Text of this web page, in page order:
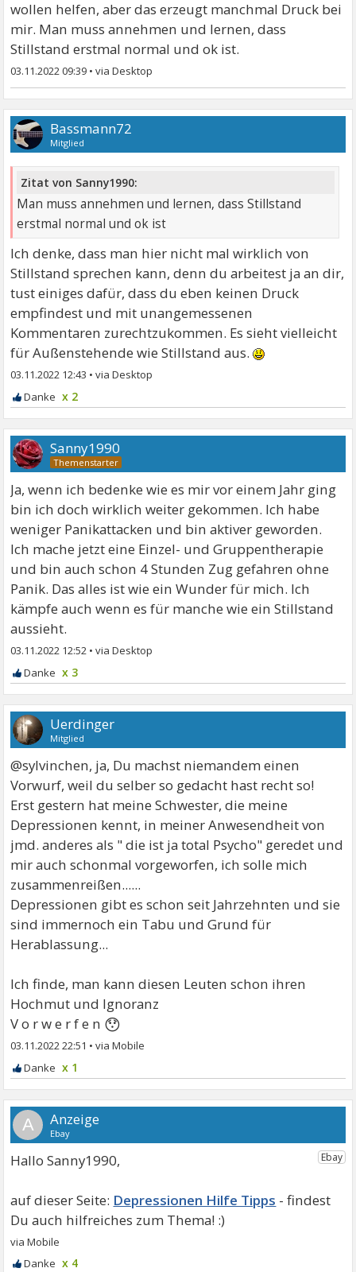
wollen helfen, aber das erzeugt manchmal Druck bei
mir. Man muss annehmen und lernen, dass
Stillstand erstmal normal und ok ist.
03.11.2022 09:39 •
Bassmann72
Mitglied
Zitat von Sanny1990:
Man muss annehmen und lernen, dass Stillstand
erstmal normal und ok ist
Ich denke, dass man hier nicht mal wirklich von
Stillstand sprechen kann, denn du arbeitest ja an dir,
tust einiges dafür, dass du eben keinen Druck
empfindest und mit unangemessenen
Kommentaren zurechtzukommen. Es sieht vielleicht
für Außenstehende wie Stillstand aus.
03.11.2022 12:43 •
x 2
Sanny1990
Ja, wenn ich bedenke wie es mir vor einem Jahr ging
bin ich doch wirklich weiter gekommen. Ich habe
weniger Panikattacken und bin aktiver geworden.
Ich mache jetzt eine Einzel- und Gruppentherapie
und bin auch schon 4 Stunden Zug gefahren ohne
Panik. Das alles ist wie ein Wunder für mich. Ich
kämpfe auch wenn es für manche wie ein Stillstand
aussieht.
03.11.2022 12:52 •
x 3
Uerdinger
Mitglied
@sylvinchen, ja, Du machst niemandem einen
Vorwurf, weil du selber so gedacht hast recht so!
Erst gestern hat meine Schwester, die meine
Depressionen kennt, in meiner Anwesendheit von
jmd. anderes als " die ist ja total Psycho" geredet und
mir auch schonmal vorgeworfen, ich solle mich
zusammenreißen......
Depressionen gibt es schon seit Jahrzehnten und sie
sind immernoch ein Tabu und Grund für
Herablassung...
Ich finde, man kann diesen Leuten schon ihren
Hochmut und Ignoranz
V o r w e r f e n 😯
03.11.2022 22:51 •
x 1
A
Hallo Sanny1990,
Depressionen Hilfe Tipps
x 4